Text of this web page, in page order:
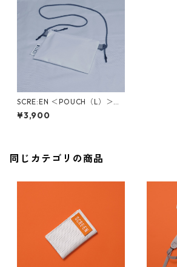
SCRE:EN ＜POUCH（L）＞（
シルク ）
¥3,900
同じカテゴリの商品